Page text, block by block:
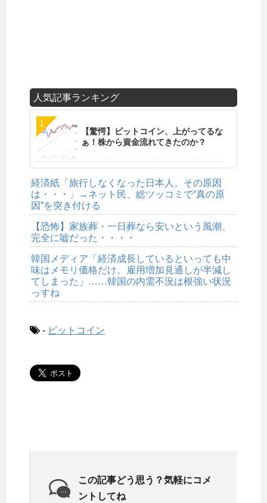
人気記事ランキング
【驚愕】ビットコイン、上がってるな
ぁ！株から資金流れてきたのか？
経済紙「旅行しなくなった日本人。その原因
は・・・」→ネット民、総ツッコミで“真の原
因”を突き付ける
【恐怖】家族葬・一日葬なら安いという風潮、
完全に嘘だった・・・・
韓国メディア「経済成長しているといっても中
味はメモリ価格だけ。雇用増加見通しが半減し
てしまった」……韓国の内需不況は根強い状況
っすね
- ビットコイン
この記事どう思う？気軽にコメ
ントしてね